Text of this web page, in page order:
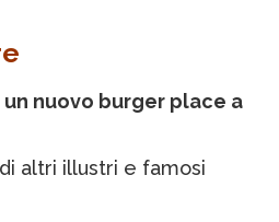
nuovo burger place a
altri illustri e famosi